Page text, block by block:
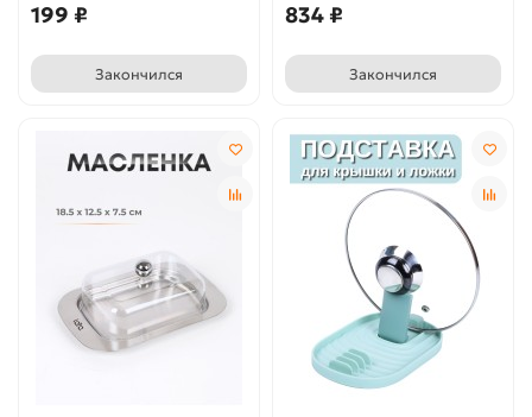
199 ₽
Закончился
834 ₽
Закончился